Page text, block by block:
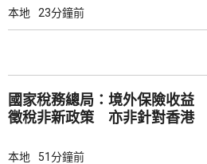
本地 23分鐘前
國家稅務總局：境外保險收益
徵稅非新政策 亦非針對香港
本地 51分鐘前